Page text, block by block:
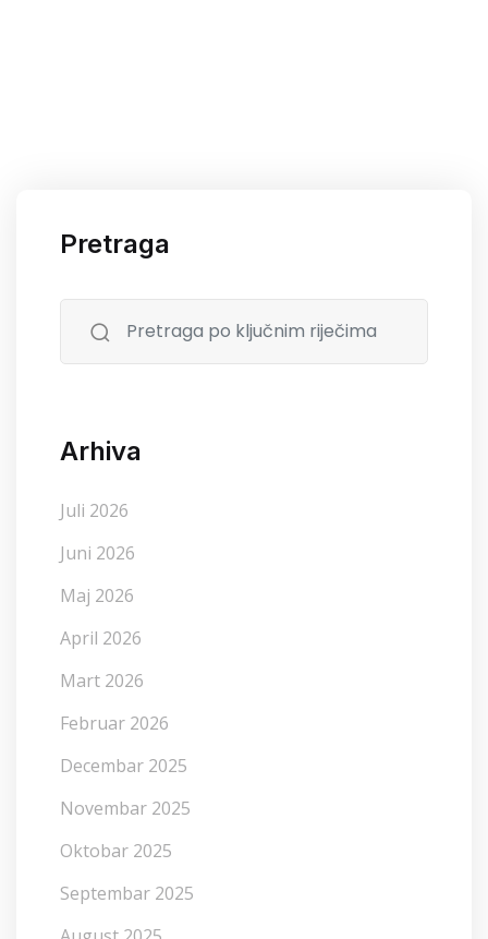
Pretraga
Arhiva
Juli 2026
Juni 2026
Maj 2026
April 2026
Mart 2026
Februar 2026
Decembar 2025
Novembar 2025
Oktobar 2025
Septembar 2025